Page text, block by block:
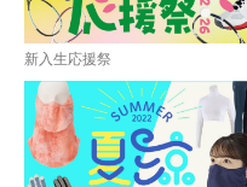
新入生応援祭